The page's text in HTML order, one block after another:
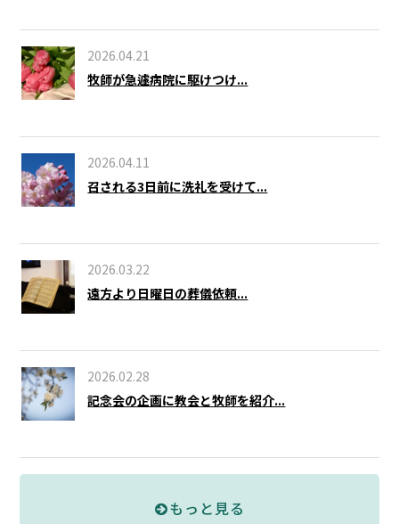
2026.04.21
牧師が急遽病院に駆けつけ...
2026.04.11
召される3日前に洗礼を受けて...
2026.03.22
遠方より日曜日の葬儀依頼...
2026.02.28
記念会の企画に教会と牧師を紹介...
もっと見る